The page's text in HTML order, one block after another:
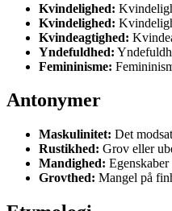
Kvindelighed:
Kvindelighed:
Kvindeagtighed:
Yndefuldhed:
Femininisme:
Antonymer
Maskulinitet: Det
Rustikhed: Grov eller
Mandighed:
Grovthed: Mangel på